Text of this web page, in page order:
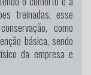
treinadas, esse
como
básica, sendo
da empresa e